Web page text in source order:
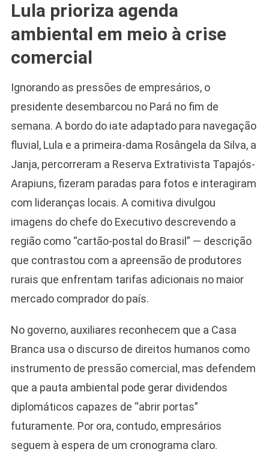
Lula prioriza agenda
ambiental em meio à crise
comercial
Ignorando as pressões de empresários, o
presidente desembarcou no Pará no fim de
semana. A bordo do iate adaptado para navegação
fluvial, Lula e a primeira-dama Rosângela da Silva, a
Janja, percorreram a Reserva Extrativista Tapajós-
Arapiuns, fizeram paradas para fotos e interagiram
com lideranças locais. A comitiva divulgou
imagens do chefe do Executivo descrevendo a
região como “cartão-postal do Brasil” — descrição
que contrastou com a apreensão de produtores
rurais que enfrentam tarifas adicionais no maior
mercado comprador do país.
No governo, auxiliares reconhecem que a Casa
Branca usa o discurso de direitos humanos como
instrumento de pressão comercial, mas defendem
que a pauta ambiental pode gerar dividendos
diplomáticos capazes de “abrir portas”
futuramente. Por ora, contudo, empresários
seguem à espera de um cronograma claro.